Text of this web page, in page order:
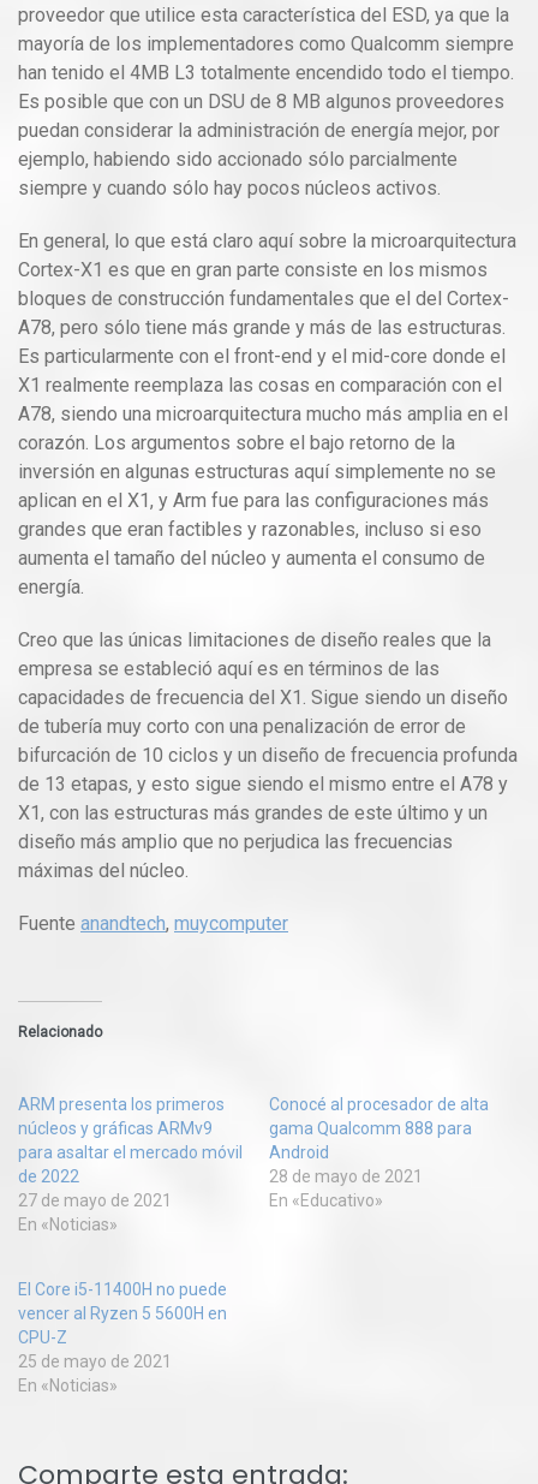
proveedor que utilice esta característica del ESD, ya que la
mayoría de los implementadores como Qualcomm siempre
han tenido el 4MB L3 totalmente encendido todo el tiempo.
Es posible que con un DSU de 8 MB algunos proveedores
puedan considerar la administración de energía mejor, por
ejemplo, habiendo sido accionado sólo parcialmente
siempre y cuando sólo hay pocos núcleos activos.
En general, lo que está claro aquí sobre la microarquitectura
Cortex-X1 es que en gran parte consiste en los mismos
bloques de construcción fundamentales que el del Cortex-
A78, pero sólo tiene más grande y más de las estructuras.
Es particularmente con el front-end y el mid-core donde el
X1 realmente reemplaza las cosas en comparación con el
A78, siendo una microarquitectura mucho más amplia en el
corazón. Los argumentos sobre el bajo retorno de la
inversión en algunas estructuras aquí simplemente no se
aplican en el X1, y Arm fue para las configuraciones más
grandes que eran factibles y razonables, incluso si eso
aumenta el tamaño del núcleo y aumenta el consumo de
energía.
Creo que las únicas limitaciones de diseño reales que la
empresa se estableció aquí es en términos de las
capacidades de frecuencia del X1. Sigue siendo un diseño
de tubería muy corto con una penalización de error de
bifurcación de 10 ciclos y un diseño de frecuencia profunda
de 13 etapas, y esto sigue siendo el mismo entre el A78 y
X1, con las estructuras más grandes de este último y un
diseño más amplio que no perjudica las frecuencias
máximas del núcleo.
Fuente anandtech, muycomputer
Relacionado
ARM presenta los primeros
núcleos y gráficas ARMv9
para asaltar el mercado móvil
de 2022
27 de mayo de 2021
En «Noticias»
Conocé al procesador de alta
gama Qualcomm 888 para
Android
28 de mayo de 2021
En «Educativo»
El Core i5-11400H no puede
vencer al Ryzen 5 5600H en
CPU-Z
25 de mayo de 2021
En «Noticias»
Comparte esta entrada: